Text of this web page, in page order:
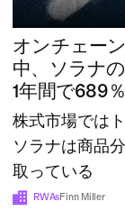
オンチェー
中、ソラナ
1年間で689
株式市場では
ソラナは商品
取っている
RWAsFinn Miller